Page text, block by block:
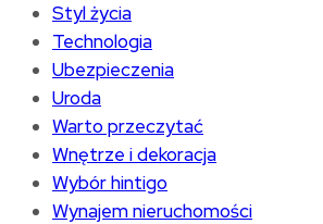
Styl życia
Technologia
Ubezpieczenia
Uroda
Warto przeczytać
Wnętrze i dekoracja
Wybór hintigo
Wynajem nieruchomości